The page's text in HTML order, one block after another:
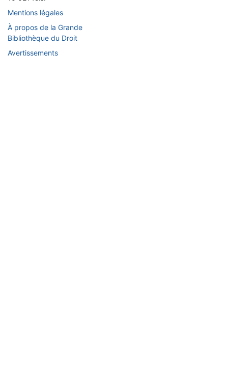
Mentions légales
À propos de la Grande
Bibliothèque du Droit
Avertissements